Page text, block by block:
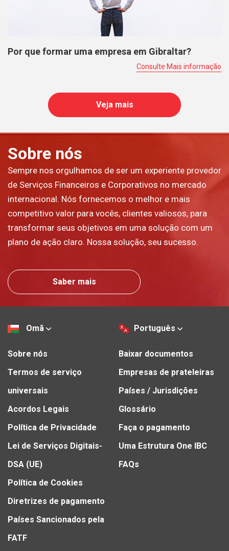
Por que formar uma empresa em Gibraltar?
Consulte Mais informação
Veja mais
Sobre nós
Sempre nos orgulhamos de ser um experiente provedor
de Serviços Financeiros e Corporativos no mercado
internacional. Nós fornecemos o melhor e mais
competitivo valor para vocês, clientes valiosos, para
transformar seus objetivos em uma solução com um
plano de ação claro. Nossa solução, seu sucesso.
Saber mais
Omã Português
Sobre nós
Termos de serviço
universais
Acordos Legais
Política de Privacidade
Lei de Serviços Digitais-
DSA (UE)
Política de Cookies
Diretrizes de pagamento
Países Sancionados pela
FATF
Baixar documentos
Empresas de prateleiras
Países / Jurisdições
Glossário
Faça o pagamento
Uma Estrutura One IBC
FAQs